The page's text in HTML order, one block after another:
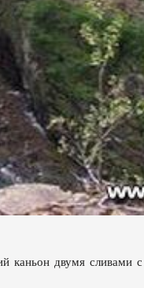
каньон двумя сливами